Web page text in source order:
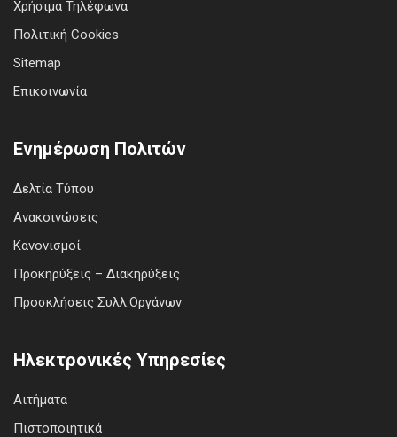
Χρήσιμα Τηλέφωνα
Πολιτική Cookies
Sitemap
Επικοινωνία
Ενημέρωση Πολιτών
Δελτία Τύπου
Ανακοινώσεις
Κανονισμοί
Προκηρύξεις – Διακηρύξεις
Προσκλήσεις Συλλ.Οργάνων
Ηλεκτρονικές Υπηρεσίες
Αιτήματα
Πιστοποιητικά